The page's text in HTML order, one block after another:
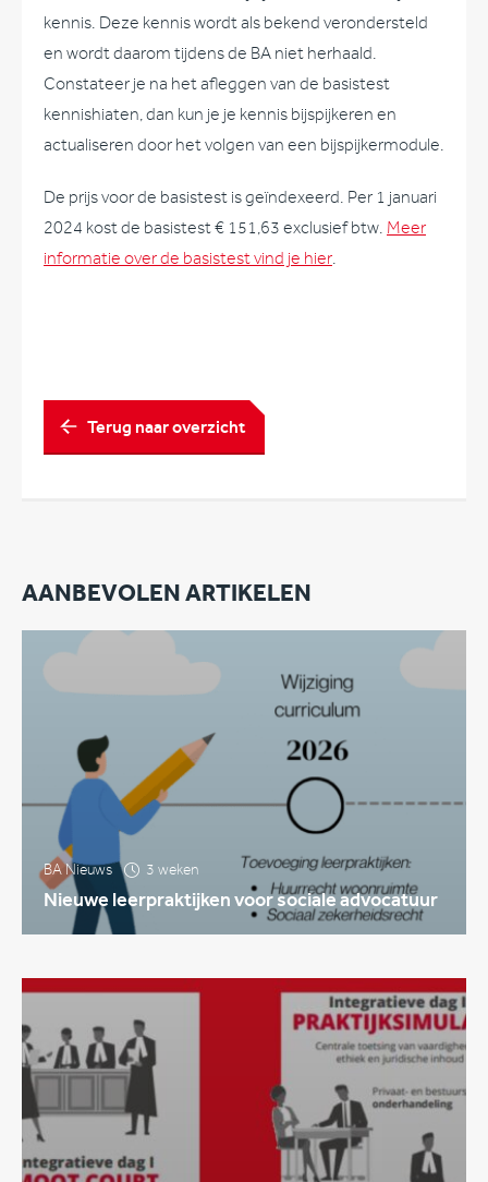
kennis. Deze kennis wordt als bekend verondersteld
en wordt daarom tijdens de BA niet herhaald.
Constateer je na het afleggen van de basistest
kennishiaten, dan kun je je kennis bijspijkeren en
actualiseren door het volgen van een bijspijkermodule.
De prijs voor de basistest is geïndexeerd. Per 1 januari
2024 kost de basistest € 151,63 exclusief btw. Meer
informatie over de basistest vind je hier.
Terug naar overzicht
AANBEVOLEN ARTIKELEN
BA Nieuws 3 weken
Nieuwe leerpraktijken voor sociale advocatuur